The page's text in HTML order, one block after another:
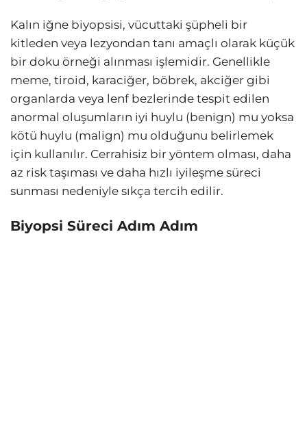
Kalın iğne biyopsisi, vücuttaki şüpheli bir
kitleden veya lezyondan tanı amaçlı olarak küçük
bir doku örneği alınması işlemidir. Genellikle
meme, tiroid, karaciğer, böbrek, akciğer gibi
organlarda veya lenf bezlerinde tespit edilen
anormal oluşumların iyi huylu (benign) mu yoksa
kötü huylu (malign) mu olduğunu belirlemek
için kullanılır. Cerrahisiz bir yöntem olması, daha
az risk taşıması ve daha hızlı iyileşme süreci
sunması nedeniyle sıkça tercih edilir.
Biyopsi Süreci Adım Adım